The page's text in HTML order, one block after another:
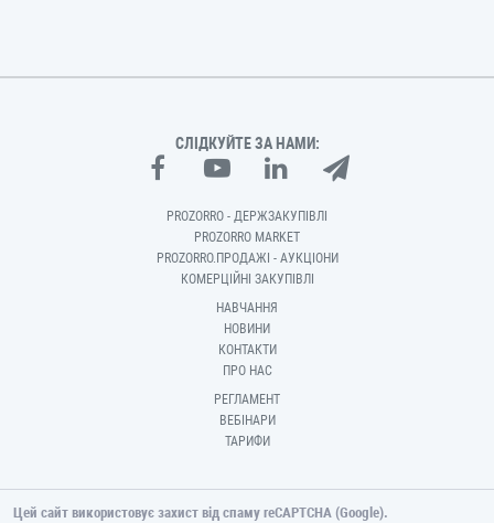
СЛІДКУЙТЕ ЗА НАМИ:
PROZORRO - ДЕРЖЗАКУПІВЛІ
PROZORRO MARKET
PROZORRO.ПРОДАЖІ - АУКЦІОНИ
КОМЕРЦІЙНІ ЗАКУПІВЛІ
НАВЧАННЯ
НОВИНИ
КОНТАКТИ
ПРО НАС
РЕГЛАМЕНТ
ВЕБІНАРИ
ТАРИФИ
Цей сайт використовує захист від спаму reCAPTCHA (Google).